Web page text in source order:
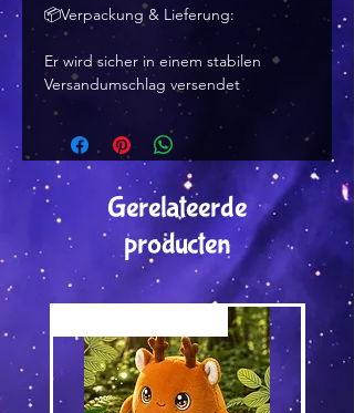
📦Verpackung & Lieferung:
Er wird sicher in einem stabilen
Versandumschlag versendet
Gerelateerde
producten